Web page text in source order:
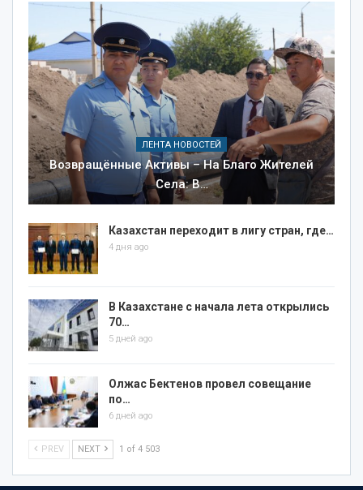
ЛЕНТА НОВОСТЕЙ
Возвращённые Активы – На Благо Жителей
Села: В…
Казахстан переходит в лигу стран, где…
4 дня ago
В Казахстане с начала лета открылись
70…
5 дней ago
Олжас Бектенов провел совещание
по…
6 дней ago
PREV NEXT 1 of 4 503